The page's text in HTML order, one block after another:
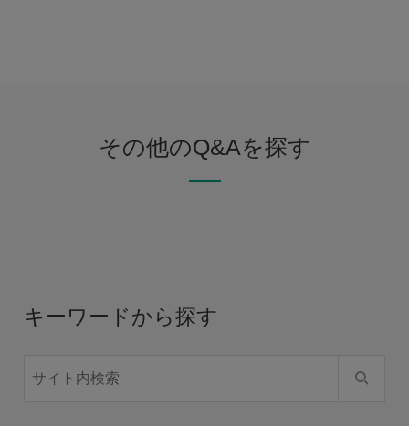
その他のQ&Aを探す
キーワードから探す